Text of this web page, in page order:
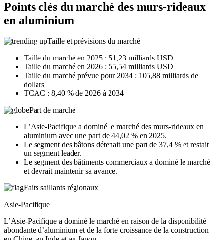
Points clés du marché des murs-rideaux
en aluminium
Taille et prévisions du marché
Taille du marché en 2025 : 51,23 milliards USD
Taille du marché en 2026 : 55,54 milliards USD
Taille du marché prévue pour 2034 : 105,88 milliards de
dollars
TCAC : 8,40 % de 2026 à 2034
Part de marché
L’Asie-Pacifique a dominé le marché des murs-rideaux en
aluminium avec une part de 44,02 % en 2025.
Le segment des bâtons détenait une part de 37,4 % et restait
un segment leader.
Le segment des bâtiments commerciaux a dominé le marché
et devrait maintenir sa avance.
Faits saillants régionaux
Asie-Pacifique
L’Asie-Pacifique a dominé le marché en raison de la disponibilité
abondante d’aluminium et de la forte croissance de la construction